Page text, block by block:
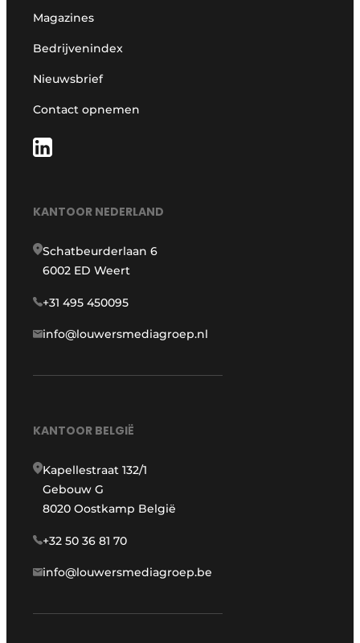
Magazines
Bedrijvenindex
Nieuwsbrief
Contact opnemen
KANTOOR NEDERLAND
Schatbeurderlaan 6
6002 ED Weert
+31 495 450095
info@louwersmediagroep.nl
KANTOOR BELGIË
Kapellestraat 132/1
Gebouw G
8020 Oostkamp België
+32 50 36 81 70
info@louwersmediagroep.be